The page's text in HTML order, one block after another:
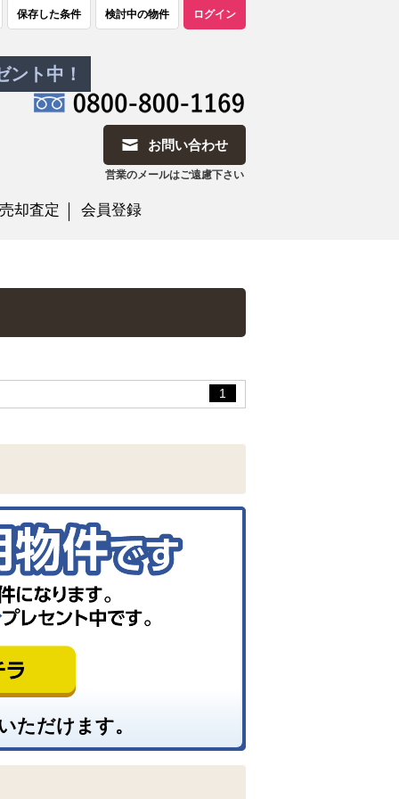
保存した条件 検討中の物件 ログイン
ト中！
お問い合わせ
営業のメールはご遠慮下さい
売却査定 会員登録
1
ただけます。